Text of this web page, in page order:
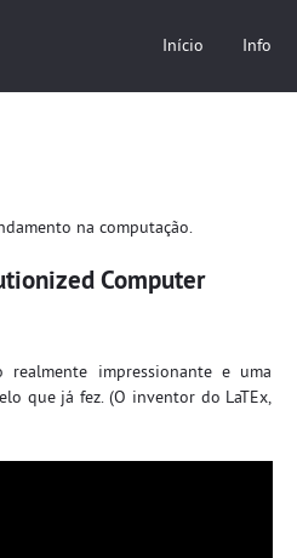
Início Info
na computação.
Computer
realmente impressionante e uma
que já fez. (O inventor do LaTEx,